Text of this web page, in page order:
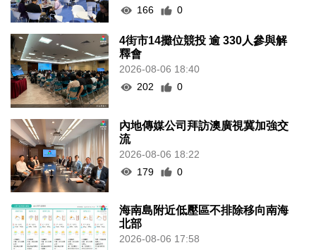
166
0
4街市14攤位競投 逾 330人參與解
釋會
2026-08-06 18:40
202
0
內地傳媒公司拜訪澳廣視冀加強交
流
2026-08-06 18:22
179
0
海南島附近低壓區不排除移向南海
北部
2026-08-06 17:58